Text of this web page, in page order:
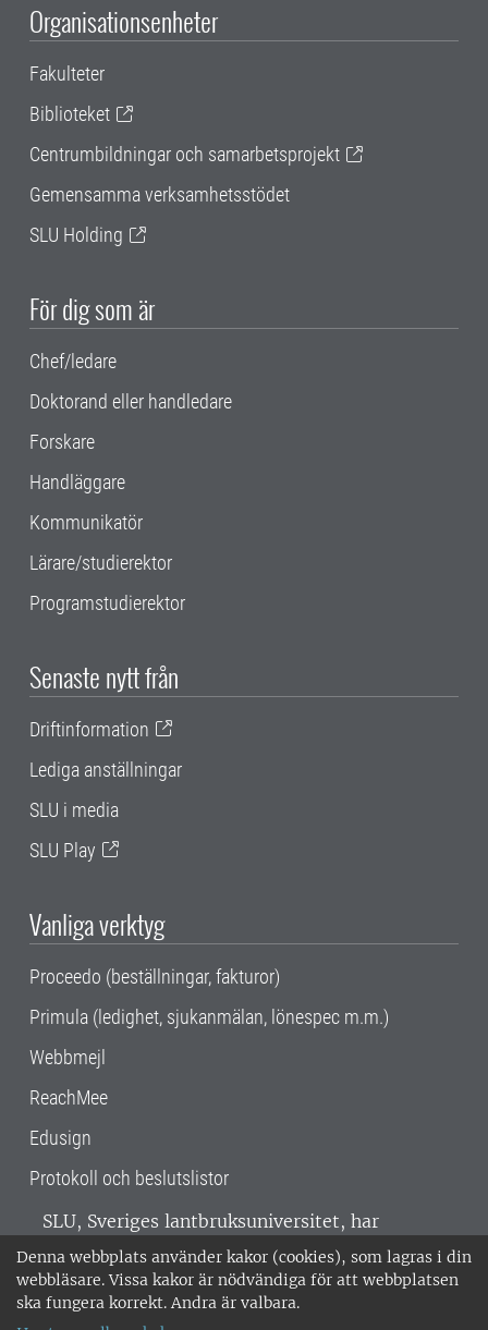
Denna webbplats använder kakor (cookies), som lagras i din
webbläsare. Vissa kakor är nödvändiga för att webbplatsen
ska fungera korrekt. Andra är valbara.
Organisationsenheter
Fakulteter
Biblioteket
Centrumbildningar och samarbetsprojekt
Gemensamma verksamhetsstödet
SLU Holding
För dig som är
Chef/ledare
Doktorand eller handledare
Forskare
Handläggare
Kommunikatör
Lärare/studierektor
Programstudierektor
Senaste nytt från
Driftinformation
Lediga anställningar
SLU i media
SLU Play
Vanliga verktyg
Proceedo (beställningar, fakturor)
Primula (ledighet, sjukanmälan, lönespec m.m.)
Webbmejl
ReachMee
Edusign
Protokoll och beslutslistor
SLU, Sveriges lantbruksuniversitet, har
verksamhet över hela Sverige. Huvudorter är
Alnarp, Uppsala och Umeå.SLU är
miljöcertifierat enligt ISO 14001. •
018-67 10 00 • Org nr: 202100-2817 •